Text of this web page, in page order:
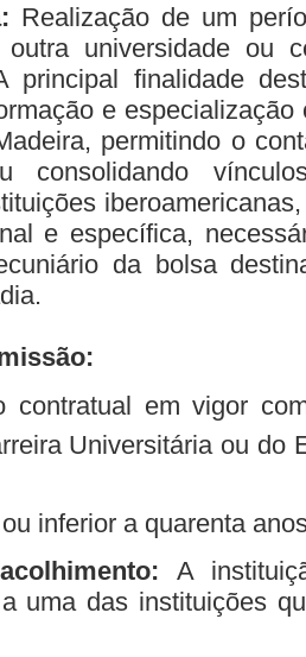
Realização de um
universidade ou
principal finalidade
e
permitindo o
consolidando
e específica,
da bolsa
contratual em vigor
Universitária ou do
inferior a quarenta
A
a uma das instituições